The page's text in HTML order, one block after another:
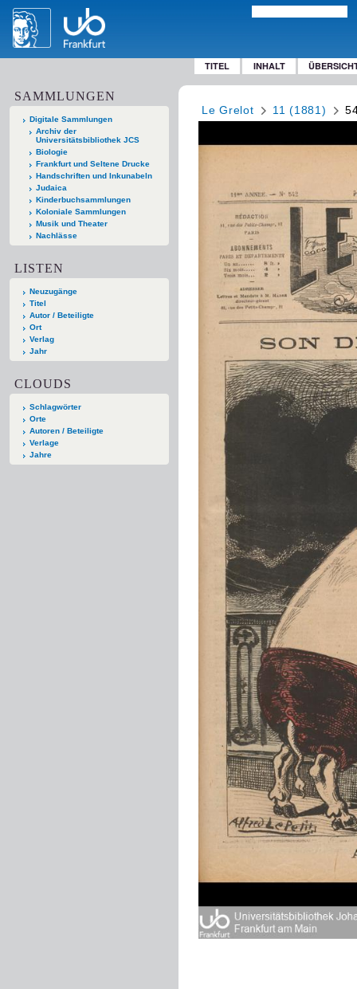
TITEL INHALT
SAMMLUNGEN
Digitale Sammlungen
Archiv der
Universitätsbibliothek JCS
Biologie
Frankfurt und Seltene Drucke
Handschriften und Inkunabeln
Judaica
Kinderbuchsammlungen
Koloniale Sammlungen
Musik und Theater
Nachlässe
LISTEN
Neuzugänge
Titel
Autor / Beteiligte
Ort
Verlag
Jahr
CLOUDS
Schlagwörter
Orte
Autoren / Beteiligte
Verlage
Jahre
Le Grelot 11 (1881)